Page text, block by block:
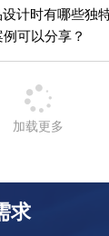
计时有哪些独
可以分享？
加载更多
求